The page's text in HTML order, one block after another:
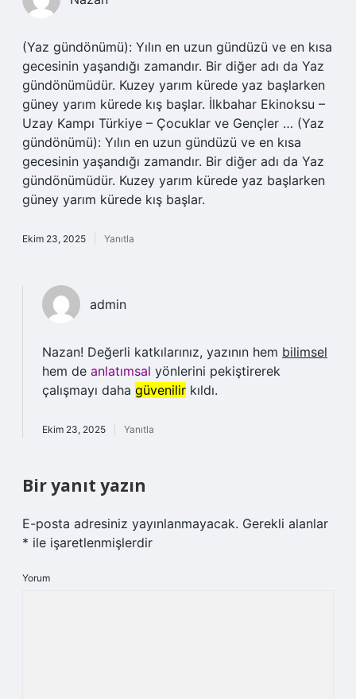
(Yaz gündönümü): Yılın en uzun gündüzü ve en kısa
gecesinin yaşandığı zamandır. Bir diğer adı da Yaz
gündönümüdür. Kuzey yarım kürede yaz başlarken
güney yarım kürede kış başlar. İlkbahar Ekinoksu –
Uzay Kampı Türkiye – Çocuklar ve Gençler … (Yaz
gündönümü): Yılın en uzun gündüzü ve en kısa
gecesinin yaşandığı zamandır. Bir diğer adı da Yaz
gündönümüdür. Kuzey yarım kürede yaz başlarken
güney yarım kürede kış başlar.
Ekim 23, 2025 Yanıtla
admin
Nazan! Değerli katkılarınız, yazının hem bilimsel
hem de anlatımsal yönlerini pekiştirerek
çalışmayı daha güvenilir kıldı.
Ekim 23, 2025 Yanıtla
Bir yanıt yazın
E-posta adresiniz yayınlanmayacak. Gerekli alanlar
* ile işaretlenmişlerdir
Yorum